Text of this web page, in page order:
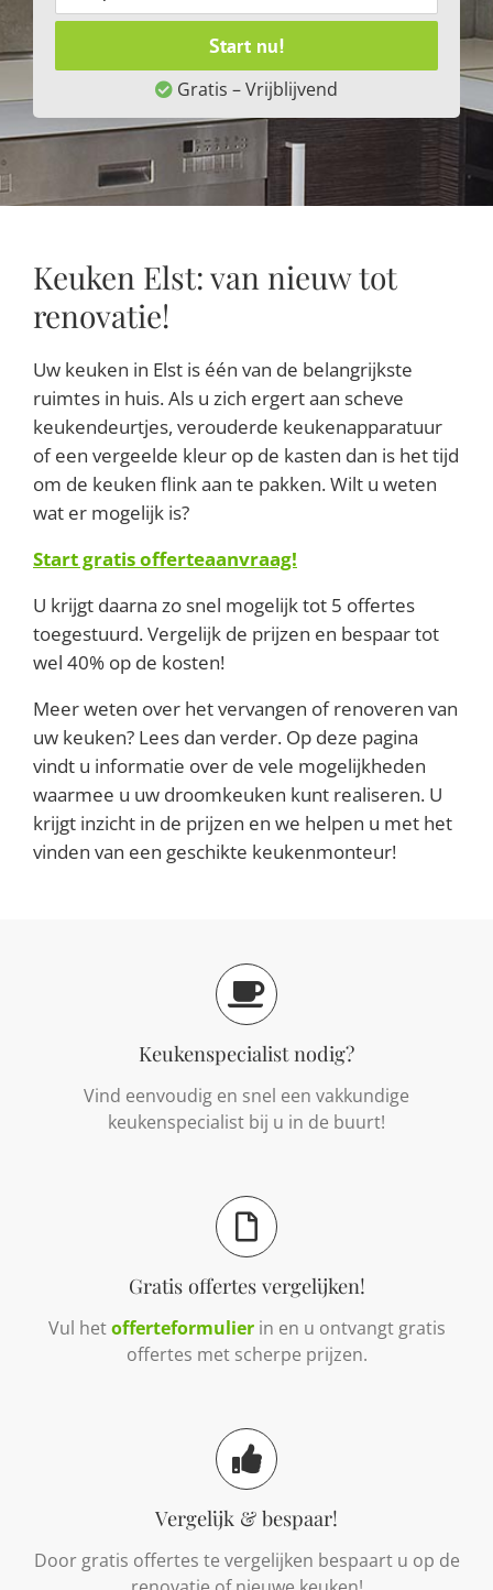
Start nu!
Gratis – Vrijblijvend
Keuken Elst: van nieuw tot
renovatie!
Uw keuken in Elst is één van de belangrijkste
ruimtes in huis. Als u zich ergert aan scheve
keukendeurtjes, verouderde keukenapparatuur
of een vergeelde kleur op de kasten dan is het tijd
om de keuken flink aan te pakken. Wilt u weten
wat er mogelijk is?
Start gratis offerteaanvraag!
U krijgt daarna zo snel mogelijk tot 5 offertes
toegestuurd. Vergelijk de prijzen en bespaar tot
wel 40% op de kosten!
Meer weten over het vervangen of renoveren van
uw keuken? Lees dan verder. Op deze pagina
vindt u informatie over de vele mogelijkheden
waarmee u uw droomkeuken kunt realiseren. U
krijgt inzicht in de prijzen en we helpen u met het
vinden van een geschikte keukenmonteur!
Keukenspecialist nodig?
Vind eenvoudig en snel een vakkundige
keukenspecialist bij u in de buurt!
Gratis offertes vergelijken!
Vul hetofferteformulierin en u ontvangt gratis
offertes met scherpe prijzen.
Vergelijk & bespaar!
Door gratis offertes te vergelijken bespaart u op de